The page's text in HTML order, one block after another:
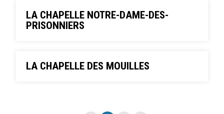
LA CHAPELLE NOTRE-DAME-DES-
PRISONNIERS
LA CHAPELLE DES MOUILLES